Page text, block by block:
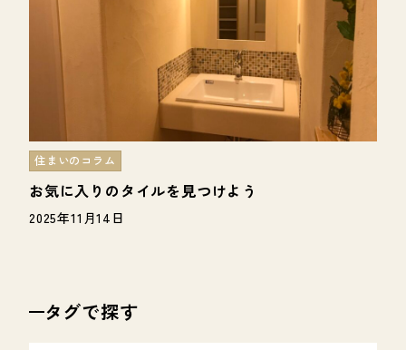
お気に入りのタイルを見つけよう
住まいのコラム
2025年11月14日
タグで探す